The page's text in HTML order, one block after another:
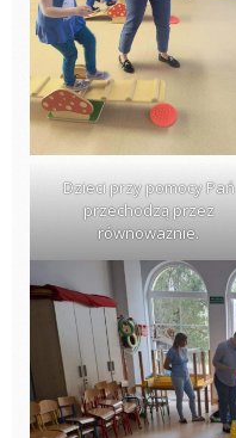
Dzieci przy pomocy Pań
przechodzą przez
równoważnie.